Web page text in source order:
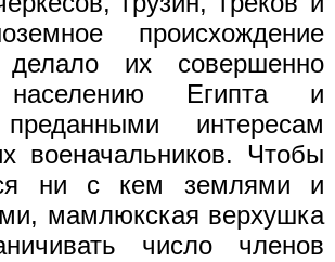
происхождение
их совершенно
Египта и
интересам
военачальников. Чтобы
ни с кем землями и
мамлюкская верхушка
число членов